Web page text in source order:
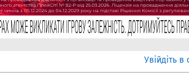
Увійдіть в